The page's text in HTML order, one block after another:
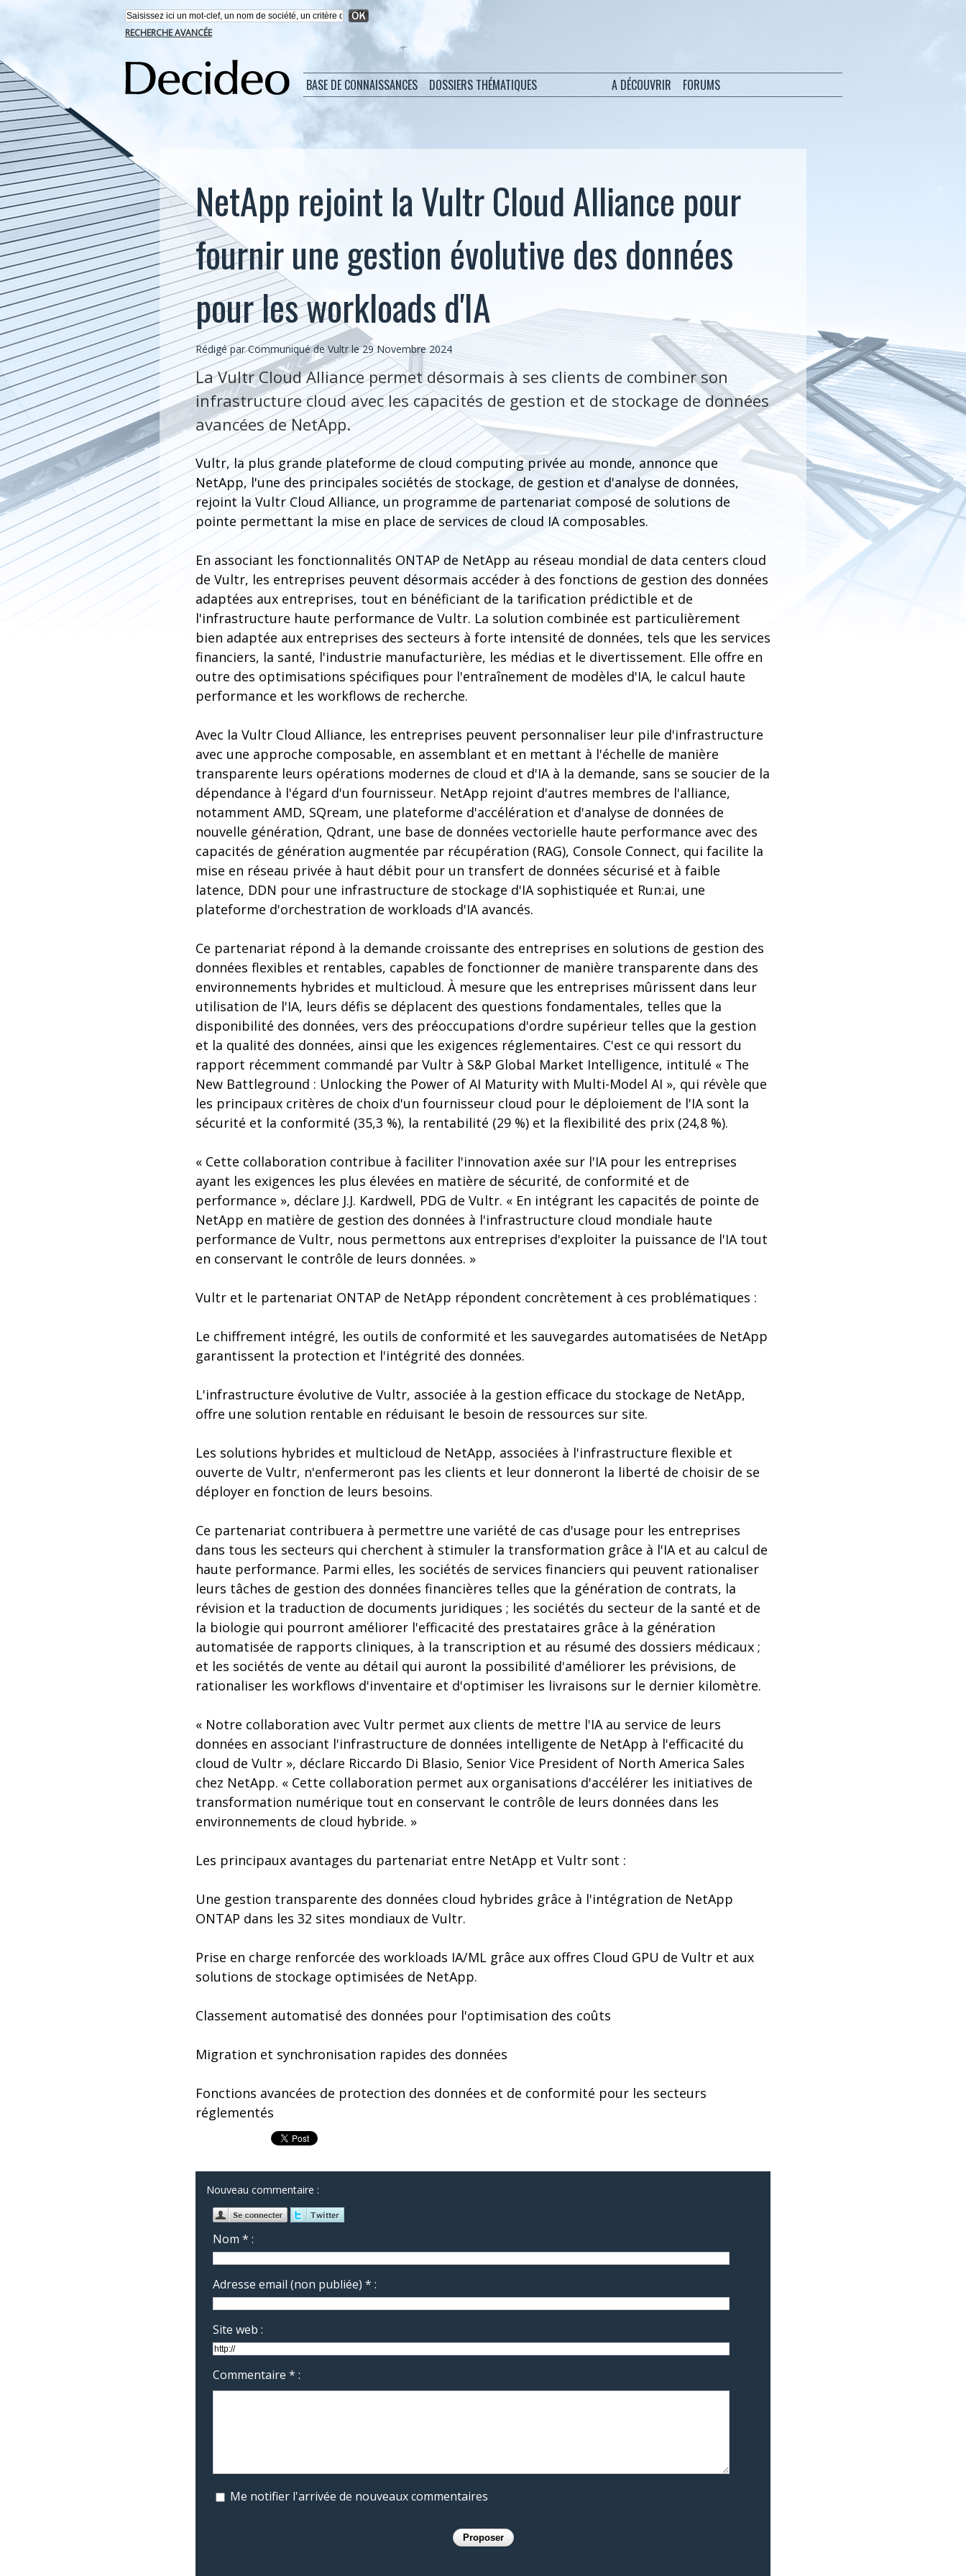
RECHERCHE AVANCÉE
BASE DE CONNAISSANCES DOSSIERS THÉMATIQUES A DÉCOUVRIR FORUMS
NetApp rejoint la Vultr Cloud Alliance pour
fournir une gestion évolutive des données
pour les workloads d'IA
Rédigé par Communiqué de Vultr le 29 Novembre 2024
La Vultr Cloud Alliance permet désormais à ses clients de combiner son
infrastructure cloud avec les capacités de gestion et de stockage de données
avancées de NetApp.
Vultr, la plus grande plateforme de cloud computing privée au monde, annonce que
NetApp, l'une des principales sociétés de stockage, de gestion et d'analyse de données,
rejoint la Vultr Cloud Alliance, un programme de partenariat composé de solutions de
pointe permettant la mise en place de services de cloud IA composables.
En associant les fonctionnalités ONTAP de NetApp au réseau mondial de data centers cloud
de Vultr, les entreprises peuvent désormais accéder à des fonctions de gestion des données
adaptées aux entreprises, tout en bénéficiant de la tarification prédictible et de
l'infrastructure haute performance de Vultr. La solution combinée est particulièrement
bien adaptée aux entreprises des secteurs à forte intensité de données, tels que les services
financiers, la santé, l'industrie manufacturière, les médias et le divertissement. Elle offre en
outre des optimisations spécifiques pour l'entraînement de modèles d'IA, le calcul haute
performance et les workflows de recherche.
Avec la Vultr Cloud Alliance, les entreprises peuvent personnaliser leur pile d'infrastructure
avec une approche composable, en assemblant et en mettant à l'échelle de manière
transparente leurs opérations modernes de cloud et d'IA à la demande, sans se soucier de la
dépendance à l'égard d'un fournisseur. NetApp rejoint d'autres membres de l'alliance,
notamment AMD, SQream, une plateforme d'accélération et d'analyse de données de
nouvelle génération, Qdrant, une base de données vectorielle haute performance avec des
capacités de génération augmentée par récupération (RAG), Console Connect, qui facilite la
mise en réseau privée à haut débit pour un transfert de données sécurisé et à faible
latence, DDN pour une infrastructure de stockage d'IA sophistiquée et Run:ai, une
plateforme d'orchestration de workloads d'IA avancés.
Ce partenariat répond à la demande croissante des entreprises en solutions de gestion des
données flexibles et rentables, capables de fonctionner de manière transparente dans des
environnements hybrides et multicloud. À mesure que les entreprises mûrissent dans leur
utilisation de l'IA, leurs défis se déplacent des questions fondamentales, telles que la
disponibilité des données, vers des préoccupations d'ordre supérieur telles que la gestion
et la qualité des données, ainsi que les exigences réglementaires. C'est ce qui ressort du
rapport récemment commandé par Vultr à S&P Global Market Intelligence, intitulé « The
New Battleground : Unlocking the Power of AI Maturity with Multi-Model AI », qui révèle que
les principaux critères de choix d'un fournisseur cloud pour le déploiement de l'IA sont la
sécurité et la conformité (35,3 %), la rentabilité (29 %) et la flexibilité des prix (24,8 %).
« Cette collaboration contribue à faciliter l'innovation axée sur l'IA pour les entreprises
ayant les exigences les plus élevées en matière de sécurité, de conformité et de
performance », déclare J.J. Kardwell, PDG de Vultr. « En intégrant les capacités de pointe de
NetApp en matière de gestion des données à l'infrastructure cloud mondiale haute
performance de Vultr, nous permettons aux entreprises d'exploiter la puissance de l'IA tout
en conservant le contrôle de leurs données. »
Vultr et le partenariat ONTAP de NetApp répondent concrètement à ces problématiques :
Le chiffrement intégré, les outils de conformité et les sauvegardes automatisées de NetApp
garantissent la protection et l'intégrité des données.
L'infrastructure évolutive de Vultr, associée à la gestion efficace du stockage de NetApp,
offre une solution rentable en réduisant le besoin de ressources sur site.
Les solutions hybrides et multicloud de NetApp, associées à l'infrastructure flexible et
ouverte de Vultr, n'enfermeront pas les clients et leur donneront la liberté de choisir de se
déployer en fonction de leurs besoins.
Ce partenariat contribuera à permettre une variété de cas d'usage pour les entreprises
dans tous les secteurs qui cherchent à stimuler la transformation grâce à l'IA et au calcul de
haute performance. Parmi elles, les sociétés de services financiers qui peuvent rationaliser
leurs tâches de gestion des données financières telles que la génération de contrats, la
révision et la traduction de documents juridiques ; les sociétés du secteur de la santé et de
la biologie qui pourront améliorer l'efficacité des prestataires grâce à la génération
automatisée de rapports cliniques, à la transcription et au résumé des dossiers médicaux ;
et les sociétés de vente au détail qui auront la possibilité d'améliorer les prévisions, de
rationaliser les workflows d'inventaire et d'optimiser les livraisons sur le dernier kilomètre.
« Notre collaboration avec Vultr permet aux clients de mettre l'IA au service de leurs
données en associant l'infrastructure de données intelligente de NetApp à l'efficacité du
cloud de Vultr », déclare Riccardo Di Blasio, Senior Vice President of North America Sales
chez NetApp. « Cette collaboration permet aux organisations d'accélérer les initiatives de
transformation numérique tout en conservant le contrôle de leurs données dans les
environnements de cloud hybride. »
Les principaux avantages du partenariat entre NetApp et Vultr sont :
Une gestion transparente des données cloud hybrides grâce à l'intégration de NetApp
ONTAP dans les 32 sites mondiaux de Vultr.
Prise en charge renforcée des workloads IA/ML grâce aux offres Cloud GPU de Vultr et aux
solutions de stockage optimisées de NetApp.
Classement automatisé des données pour l'optimisation des coûts
Migration et synchronisation rapides des données
Fonctions avancées de protection des données et de conformité pour les secteurs
réglementés
Nouveau commentaire :
Nom * :
Adresse email (non publiée) * :
Site web :
Commentaire * :
Me notifier l'arrivée de nouveaux commentaires